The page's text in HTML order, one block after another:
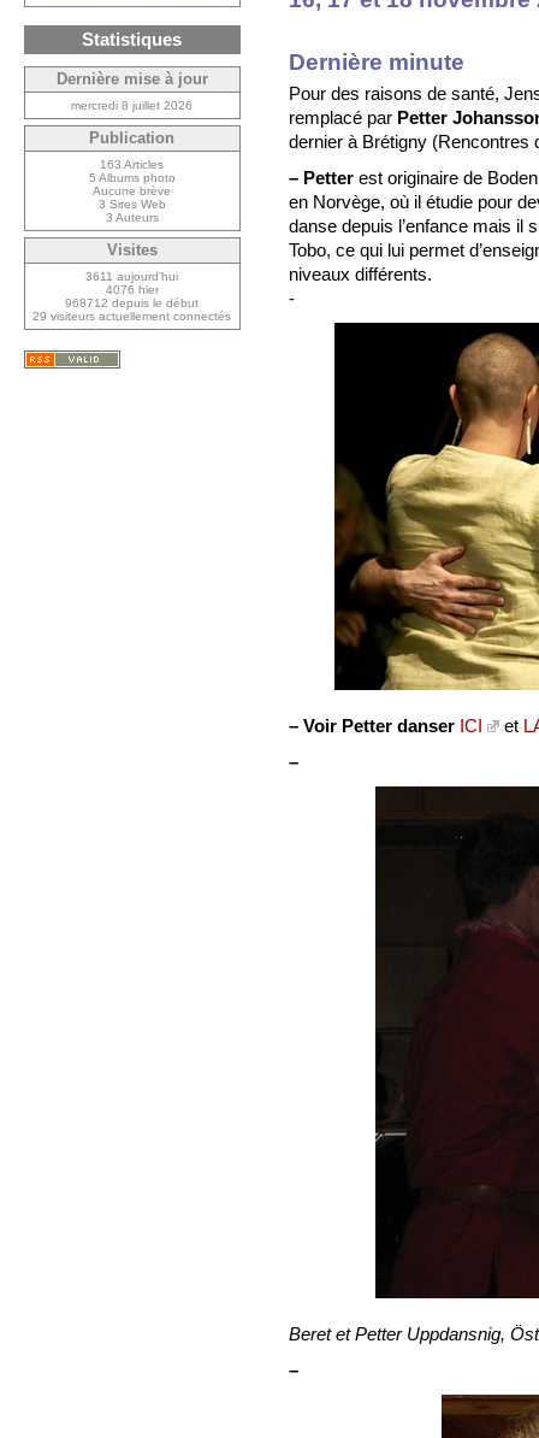
Dernière minute
Pour des raisons de santé,
remplacé par Petter
dernier à Brétigny (Rencontres
– Petter est originaire de
en Norvège, où il étudie pour
danse depuis l’enfance mais il
Tobo, ce qui lui permet
niveaux différents.
-
– Voir Petter danser ICI et
–
Beret et Petter Uppdansnig,
–
Statistiques
Dernière mise à jour
mercredi 8 juillet 2026
Publication
163 Articles
5 Albums photo
Aucune brève
3 Sites Web
3 Auteurs
Visites
3611 aujourd’hui
4076 hier
968712 depuis le début
29 visiteurs actuellement connectés